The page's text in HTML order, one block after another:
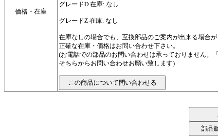
価格・在庫
グレードD 在庫: なし
グレードZ 在庫: なし
在庫なしの場合でも、互換部品のご案内が出来る場合
正確な在庫・価格はお問い合わせ下さい。
(お電話での部品のお問い合わせは承っておりません。
そちらからお問い合わせお願い致します)